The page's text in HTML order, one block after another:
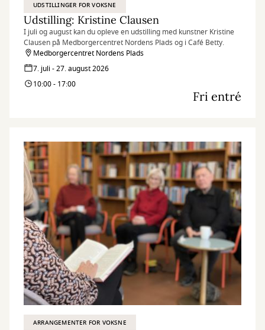
UDSTILLINGER FOR VOKSNE
Udstilling: Kristine Clausen
I juli og august kan du opleve en udstilling med kunstner Kristine
Clausen på Medborgercentret Nordens Plads og i Café Betty.
Medborgercentret Nordens Plads
7. juli - 27. august 2026
10:00 - 17:00
Fri entré
ARRANGEMENTER FOR VOKSNE